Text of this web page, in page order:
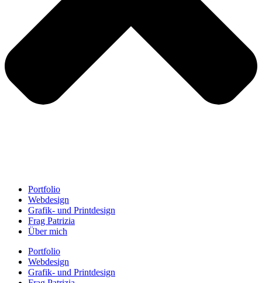
Portfolio
Webdesign
Grafik- und Printdesign
Frag Patrizia
Über mich
Portfolio
Webdesign
Grafik- und Printdesign